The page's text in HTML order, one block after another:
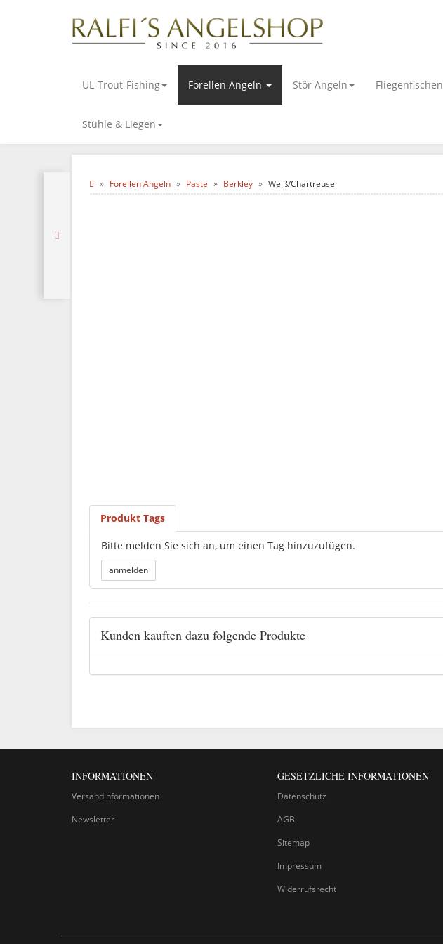
UL-Trout-Fishing Forellen Angeln Stör Angeln Fliegenfischen
Stühle & Liegen
Forellen Angeln Paste Berkley Weiß/Chartreuse
Produkt Tags
Bitte melden Sie sich an, um einen Tag hinzuzufügen.
Kunden kauften dazu folgende Produkte
INFORMATIONEN
Versandinformationen
Newsletter
GESETZLICHE INFORMATIONEN
Datenschutz
AGB
Sitemap
Impressum
Widerrufsrecht